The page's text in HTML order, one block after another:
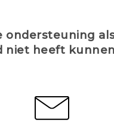
ondersteuning
niet heeft